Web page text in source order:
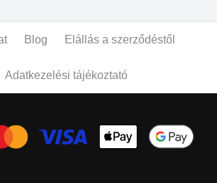
Blog Elállás a szerződéstől
Adatkezelési tájékoztató